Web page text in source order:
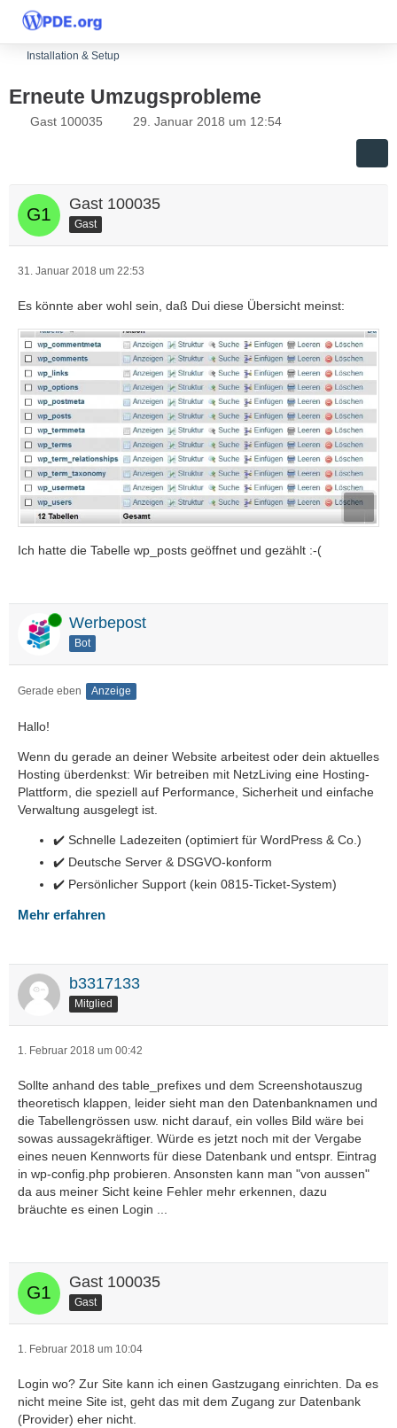
Installation & Setup
Erneute Umzugsprobleme
Gast 100035 29. Januar 2018 um 12:54
Gast 100035
Gast
31. Januar 2018 um 22:53
Es könnte aber wohl sein, daß Dui diese Übersicht meinst:
Ich hatte die Tabelle wp_posts geöffnet und gezählt :-(
Online Werbepost
Bot
Gerade eben Anzeige
Hallo!
Wenn du gerade an deiner Website arbeitest oder dein aktuelles
Hosting überdenkst: Wir betreiben mit NetzLiving eine Hosting-
Plattform, die speziell auf Performance, Sicherheit und einfache
Verwaltung ausgelegt ist.
✔️ Schnelle Ladezeiten (optimiert für WordPress & Co.)
✔️ Deutsche Server & DSGVO-konform
✔️ Persönlicher Support (kein 0815-Ticket-System)
Mehr erfahren
b3317133
Mitglied
1. Februar 2018 um 00:42
Sollte anhand des table_prefixes und dem Screenshotauszug
theoretisch klappen, leider sieht man den Datenbanknamen und
die Tabellengrössen usw. nicht darauf, ein volles Bild wäre bei
sowas aussagekräftiger. Würde es jetzt noch mit der Vergabe
eines neuen Kennworts für diese Datenbank und entspr. Eintrag
in wp-config.php probieren. Ansonsten kann man "von aussen"
da aus meiner Sicht keine Fehler mehr erkennen, dazu
bräuchte es einen Login ...
Gast 100035
Gast
1. Februar 2018 um 10:04
Login wo? Zur Site kann ich einen Gastzugang einrichten. Da es
nicht meine Site ist, geht das mit dem Zugang zur Datenbank
(Provider) eher nicht.